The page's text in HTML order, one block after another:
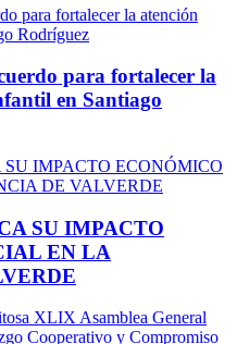
para fortalecer la
en Santiago
SU IMPACTO
EN LA